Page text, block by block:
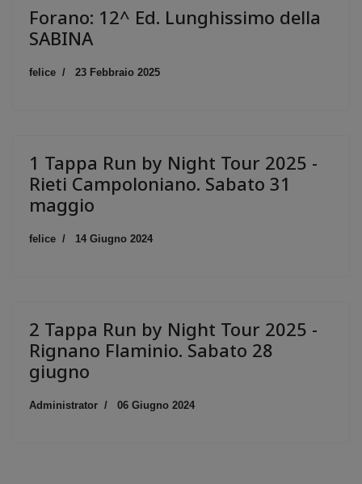
Forano: 12^ Ed. Lunghissimo della
SABINA
felice 23 Febbraio 2025
1 Tappa Run by Night Tour 2025 -
Rieti Campoloniano. Sabato 31
maggio
felice 14 Giugno 2024
2 Tappa Run by Night Tour 2025 -
Rignano Flaminio. Sabato 28
giugno
Administrator 06 Giugno 2024